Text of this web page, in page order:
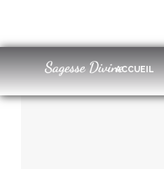
ACCUEIL
Product-30
30 juin 2016550 × 652D-Ring Dress